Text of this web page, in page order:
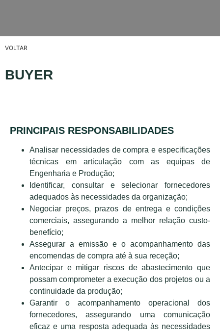
VOLTAR
BUYER
PRINCIPAIS RESPONSABILIDADES
Analisar necessidades de compra e especificações
técnicas em articulação com as equipas de
Engenharia e Produção;
Identificar, consultar e selecionar fornecedores
adequados às necessidades da organização;
Negociar preços, prazos de entrega e condições
comerciais, assegurando a melhor relação custo-
benefício;
Assegurar a emissão e o acompanhamento das
encomendas de compra até à sua receção;
Antecipar e mitigar riscos de abastecimento que
possam comprometer a execução dos projetos ou a
continuidade da produção;
Garantir o acompanhamento operacional dos
fornecedores, assegurando uma comunicação
eficaz e uma resposta adequada às necessidades